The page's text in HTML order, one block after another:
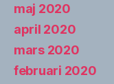
maj 2020
april 2020
mars 2020
februari 2020